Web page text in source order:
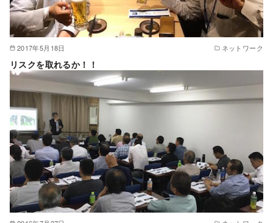
2017年5月18日 ネットワーク
リスクを取れるか！！